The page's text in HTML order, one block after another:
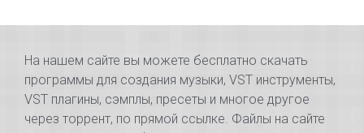
На нашем сайте вы можете бесплатно скачать
программы для создания музыки, VST инструменты,
VST плагины, сэмплы, пресеты и многое другое
через торрент, по прямой ссылке. Файлы на сайте